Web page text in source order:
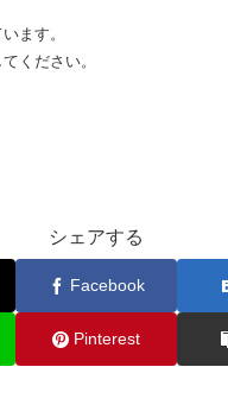
ます。
ください。
シェアする
Facebook
Pinterest